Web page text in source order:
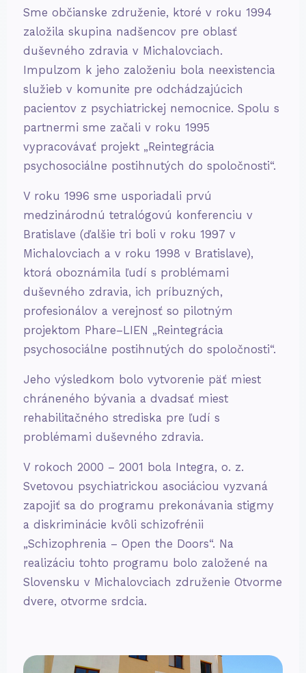
Sme občianske združenie, ktoré v roku 1994
založila skupina nadšencov pre oblasť
duševného zdravia v Michalovciach.
Impulzom k jeho založeniu bola neexistencia
služieb v komunite pre odchádzajúcich
pacientov z psychiatrickej nemocnice. Spolu s
partnermi sme začali v roku 1995
vypracovávať projekt „Reintegrácia
psychosociálne postihnutých do spoločnosti“.
V roku 1996 sme usporiadali prvú
medzinárodnú tetralógovú konferenciu v
Bratislave (ďalšie tri boli v roku 1997 v
Michalovciach a v roku 1998 v Bratislave),
ktorá oboznámila ľudí s problémami
duševného zdravia, ich príbuzných,
profesionálov a verejnosť so pilotným
projektom Phare–LIEN „Reintegrácia
psychosociálne postihnutých do spoločnosti“.
Jeho výsledkom bolo vytvorenie päť miest
chráneného bývania a dvadsať miest
rehabilitačného strediska pre ľudí s
problémami duševného zdravia.
V rokoch 2000 – 2001 bola Integra, o. z.
Svetovou psychiatrickou asociáciou vyzvaná
zapojiť sa do programu prekonávania stigmy
a diskriminácie kvôli schizofrénii
„Schizophrenia – Open the Doors“. Na
realizáciu tohto programu bolo založené na
Slovensku v Michalovciach združenie Otvorme
dvere, otvorme srdcia.